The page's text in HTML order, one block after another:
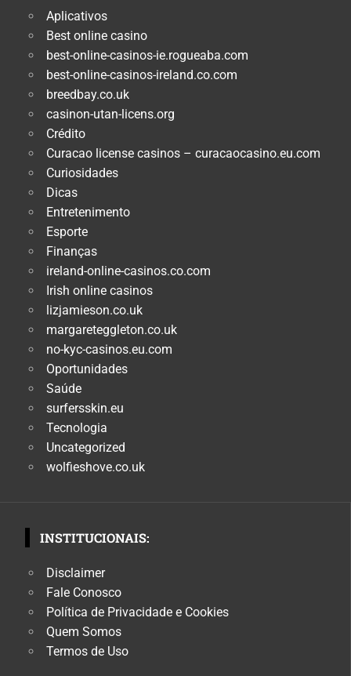
Aplicativos
Best online casino
best-online-casinos-ie.rogueaba.com
best-online-casinos-ireland.co.com
breedbay.co.uk
casinon-utan-licens.org
Crédito
Curacao license casinos – curacaocasino.eu.com
Curiosidades
Dicas
Entretenimento
Esporte
Finanças
ireland-online-casinos.co.com
Irish online casinos
lizjamieson.co.uk
margareteggleton.co.uk
no-kyc-casinos.eu.com
Oportunidades
Saúde
surfersskin.eu
Tecnologia
Uncategorized
wolfieshove.co.uk
INSTITUCIONAIS:
Disclaimer
Fale Conosco
Política de Privacidade e Cookies
Quem Somos
Termos de Uso